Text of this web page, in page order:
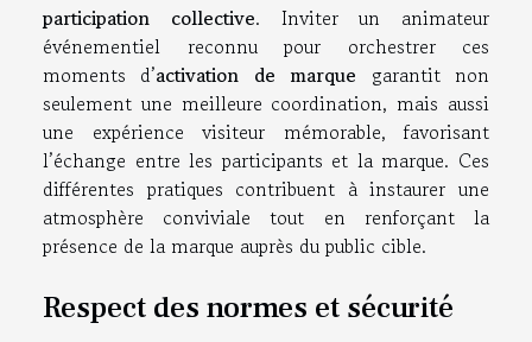
participation collective. Inviter un animateur
événementiel reconnu pour orchestrer ces
moments d’activation de marque garantit non
seulement une meilleure coordination, mais aussi
une expérience visiteur mémorable, favorisant
l’échange entre les participants et la marque. Ces
différentes pratiques contribuent à instaurer une
atmosphère conviviale tout en renforçant la
présence de la marque auprès du public cible.
Respect des normes et sécurité